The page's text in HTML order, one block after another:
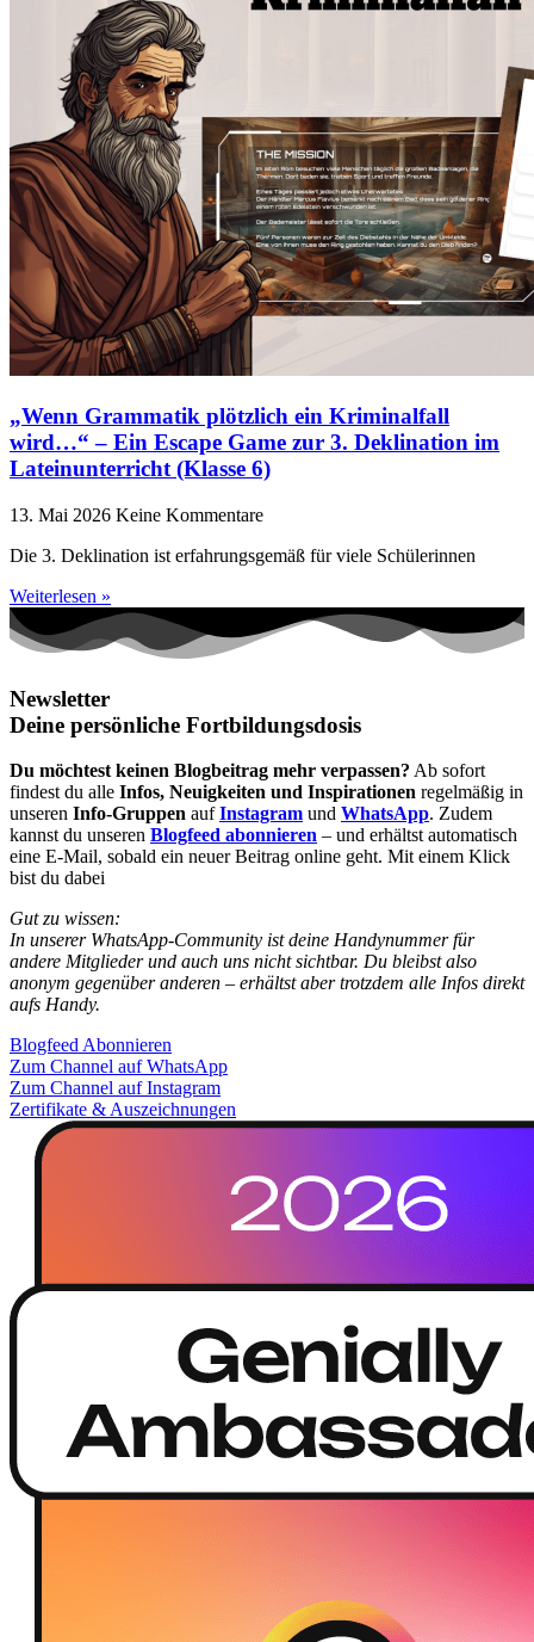
„Wenn Grammatik plötzlich ein Kriminalfall
wird…“ – Ein Escape Game zur 3. Deklination im
Lateinunterricht (Klasse 6)
13. Mai 2026 Keine Kommentare
Die 3. Deklination ist erfahrungsgemäß für viele Schülerinnen
Weiterlesen »
Newsletter
Deine persönliche Fortbildungsdosis
Du möchtest keinen Blogbeitrag mehr verpassen? Ab sofort
findest du alle Infos, Neuigkeiten und Inspirationen regelmäßig in
unseren Info-Gruppen aufInstagram und WhatsApp. Zudem
kannst du unseren Blogfeed abonnieren – und erhältst automatisch
eine E-Mail, sobald ein neuer Beitrag online geht. Mit einem Klick
bist du dabei
Gut zu wissen:
In unserer WhatsApp-Community ist deine Handynummer für
andere Mitglieder und auch uns nicht sichtbar. Du bleibst also
anonym gegenüber anderen – erhältst aber trotzdem alle Infos direkt
aufs Handy.
Blogfeed Abonnieren
Zum Channel auf WhatsApp
Zum Channel auf Instagram
Zertifikate & Auszeichnungen